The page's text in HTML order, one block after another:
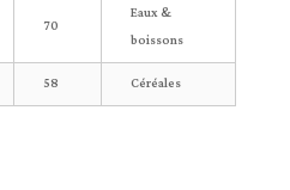
Eaux &
boissons
70
Céréales
58